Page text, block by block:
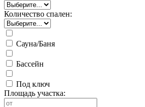
Количество спален:
Сауна/Баня
Бассейн
Под ключ
Площадь участка: